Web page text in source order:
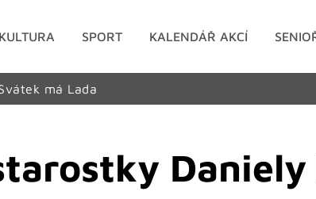
KULTURA SPORT KALENDÁŘ AKCÍ
má Lada